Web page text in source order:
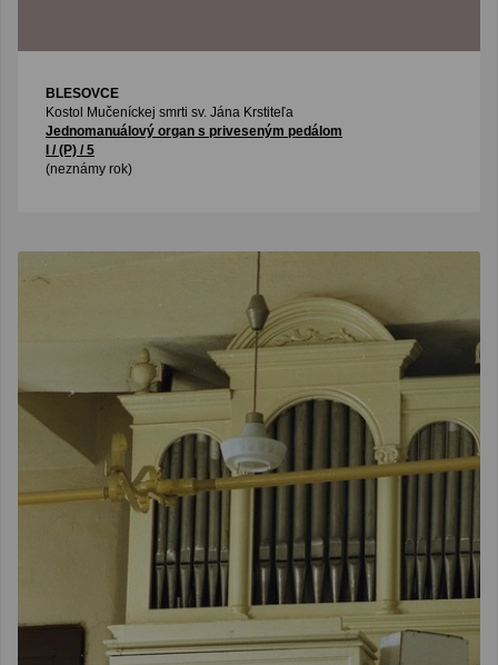
BLESOVCE
Kostol Mučeníckej smrti sv. Jána Krstiteľa
Jednomanuálový organ s priveseným pedálom
I / (P) / 5
(neznámy rok)